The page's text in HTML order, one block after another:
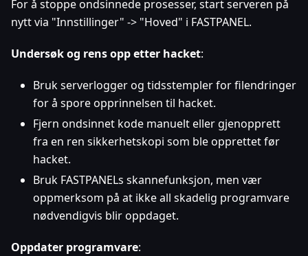
For å stoppe ondsinnede prosesser, start serveren på
nytt via "Innstillinger" -> "Hoved" i FASTPANEL.
Undersøk og rens opp etter hacket:
Bruk serverlogger og tidsstempler for filendringer
for å spore opprinnelsen til hacket.
Fjern ondsinnet kode manuelt eller gjenopprett
fra en ren sikkerhetskopi som ble opprettet før
hacket.
Bruk FASTPANELs skannefunksjon, men vær
oppmerksom på at ikke all skadelig programvare
nødvendigvis blir oppdaget.
Oppdater programvare: